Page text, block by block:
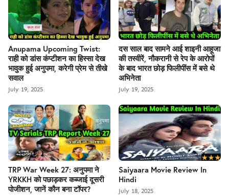
Anupama Upcoming Twist:
राही को डांस कंप्टीशन का हिस्सा देख
भावुक हुई अनुपमा, करेगी प्रेम से तीखे
सवाल
July 19, 2025
दस साल बाद सामने आई शाइनी आहूजा
की तस्वीरें, नौकरानी से रेप के आरोपों
के बाद भारत छोड़ फिलीपींस में बसे थे
अभिनेता
July 19, 2025
TRP War Week 27: अनुपमा ने
YRKKH को पछाड़कर कब्जाई दूसरी
पोजीशन, जानें कौन बना टॉपर?
Saiyaara Movie Review In
Hindi
July 18, 2025